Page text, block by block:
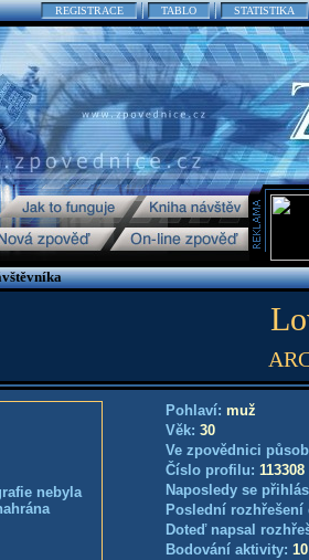
REGISTRACE TABLO STATISTIKA
nebyla
Pohlaví: muž
Věk: 30
Ve zpovědnici
Číslo profilu: 113308
Naposledy se
Poslední
Doteď napsal
Bodování aktivity: